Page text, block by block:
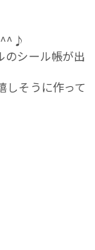
のシール帳が出
しそうに作って